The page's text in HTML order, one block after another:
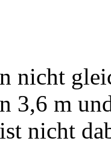
nicht
3,6 m
nicht